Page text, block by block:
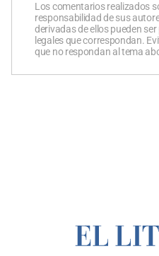
Los comentarios realizados
responsabilidad de sus
derivadas de ellos pueden
legales que correspondan.
que no respondan al tema